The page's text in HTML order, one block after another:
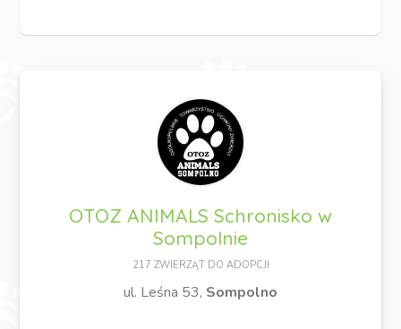
OTOZ ANIMALS Schronisko w
Sompolnie
217 ZWIERZĄT DO ADOPCJI
ul. Leśna 53, Sompolno